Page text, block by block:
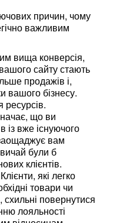
причин, чому
важливим
вища конверсія,
сайту стають
продажів і,
вашого бізнесу.
що ви
із вже існуючого
вам
були б
клієнтів.
які легко
товари чи
повернутися
лояльності